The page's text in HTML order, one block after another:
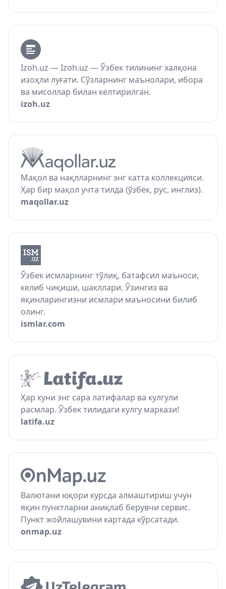
Izoh.uz — Izoh.uz — Ўзбек тилининг халқона
изоҳли луғати. Сўзларнинг маънолари, ибора
ва мисоллар билан келтирилган.
izoh.uz
Мақол ва нақлларнинг энг катта коллекцияси.
Ҳар бир мақол учта тилда (ўзбек, рус, инглиз).
maqollar.uz
Ўзбек исмларнинг тўлиқ, батафсил маъноси,
келиб чиқиши, шакллари. Ўзингиз ва
яқинларингизни исмлари маъносини билиб
олинг.
ismlar.com
Ҳар куни энг сара латифалар ва кулгули
расмлар. Ўзбек тилидаги кулгу маркази!
latifa.uz
Валютани юқори курсда алмаштириш учун
яқин пунктларни аниқлаб берувчи сервис.
Пункт жойлашувини картада кўрсатади.
onmap.uz